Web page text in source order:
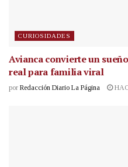
CURIOSIDADES
Avianca convierte un
real para familia viral
por Redacción Diario La Página